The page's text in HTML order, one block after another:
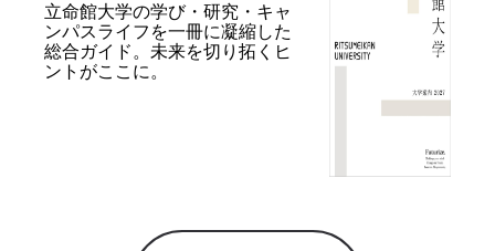
立命館大学の学び・研究・キャ
ンパスライフを一冊に凝縮した
総合ガイド。 未来を切り拓くヒ
ントがここに。